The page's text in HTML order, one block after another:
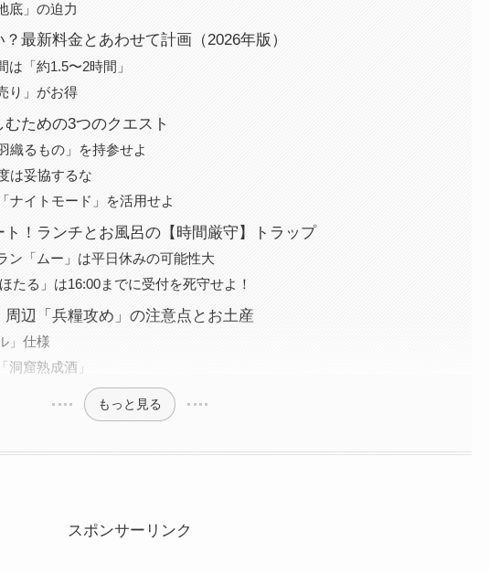
底」の迫力
最新料金とあわせて計画（2026年版）
「約1.5〜2時間」
り」がお得
ための3つのクエスト
織るもの」を持参せよ
は妥協するな
ナイトモード」を活用せよ
ト！ランチとお風呂の【時間厳守】トラップ
ン「ムー」は平日休みの可能性大
たる」は16:00までに受付を死守せよ！
辺「兵糧攻め」の注意点とお土産
」仕様
洞窟熟成酒」
もっと見る
スポンサーリンク